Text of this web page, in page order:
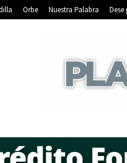
Orbe Nuestra Palabra